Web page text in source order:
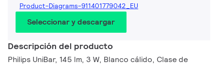
Product-Diagrams-911401779042_EU
Seleccionar y descargar
Descripción del producto
Philips UniBar, 145 lm, 3 W, Blanco cálido, Clase de